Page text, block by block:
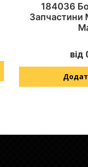
184036
Запчастини
від